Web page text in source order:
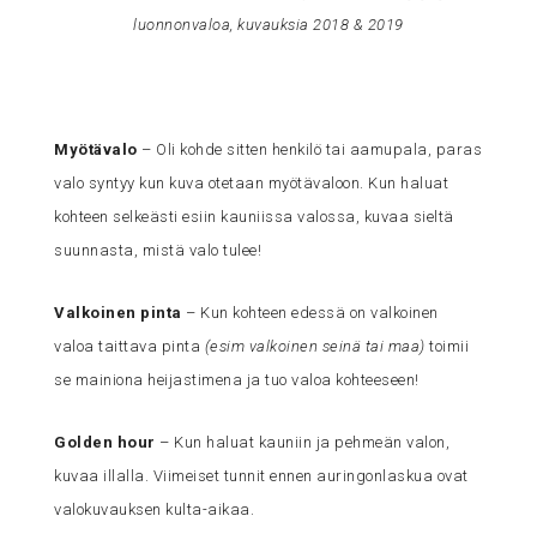
luonnonvaloa, kuvauksia 2018 & 2019
Myötävalo – Oli kohde sitten henkilö tai aamupala, paras
valo syntyy kun kuva otetaan myötävaloon. Kun haluat
kohteen selkeästi esiin kauniissa valossa, kuvaa sieltä
suunnasta, mistä valo tulee!
Valkoinen pinta – Kun kohteen edessä on valkoinen
valoa taittava pinta (esim valkoinen seinä tai maa) toimii
se mainiona heijastimena ja tuo valoa kohteeseen!
Golden hour – Kun haluat kauniin ja pehmeän valon,
kuvaa illalla. Viimeiset tunnit ennen auringonlaskua ovat
valokuvauksen kulta-aikaa.